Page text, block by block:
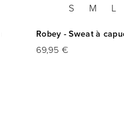
S M L
Robey - Sweat à
69,95 €